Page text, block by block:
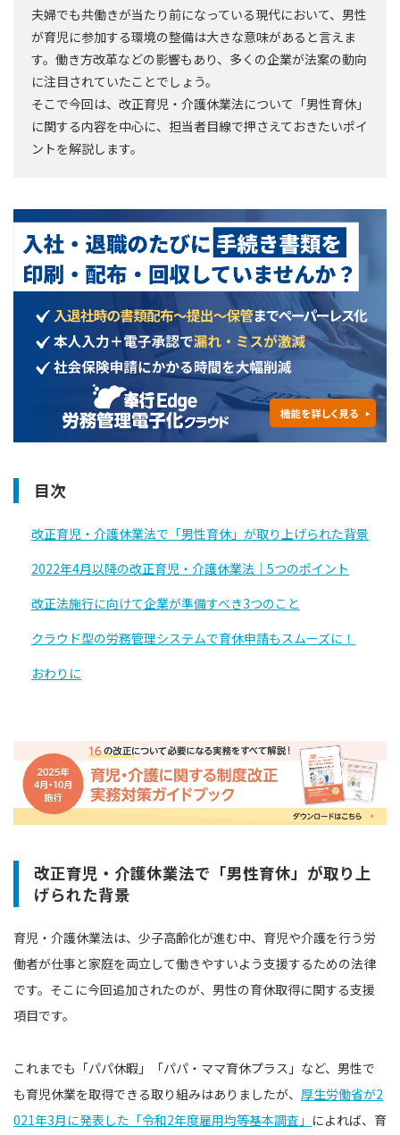
夫婦でも共働きが当たり前になっている現代において、男性
が育児に参加する環境の整備は大きな意味があると言えま
す。働き方改革などの影響もあり、多くの企業が法案の動向
に注目されていたことでしょう。
そこで今回は、改正育児・介護休業法について「男性育休」
に関する内容を中心に、担当者目線で押さえておきたいポイ
ントを解説します。
目次
改正育児・介護休業法で「男性育休」が取り上げられた背景
2022年4月以降の改正育児・介護休業法｜5つのポイント
改正法施行に向けて企業が準備すべき3つのこと
クラウド型の労務管理システムで育休申請もスムーズに！
おわりに
改正育児・介護休業法で「男性育休」が取り上
げられた背景
育児・介護休業法は、少子高齢化が進む中、育児や介護を行う労
働者が仕事と家庭を両立して働きやすいよう支援するための法律
です。そこに今回追加されたのが、男性の育休取得に関する支援
項目です。
これまでも「パパ休暇」「パパ・ママ育休プラス」など、男性で
も育児休業を取得できる取り組みはありましたが、 厚生労働省が2
021年3月に発表した「令和2年度雇用均等基本調査」 によれば、育